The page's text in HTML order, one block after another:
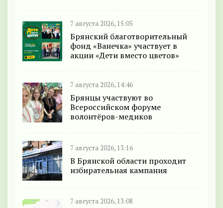
7 августа 2026, 15:05
Брянский благотворительный
фонд «Ванечка» участвует в
акции «Дети вместо цветов»
7 августа 2026, 14:46
Брянцы участвуют во
Всероссийском форуме
волонтёров-медиков
7 августа 2026, 13:16
В Брянской области проходит
избирательная кампания
7 августа 2026, 13:08